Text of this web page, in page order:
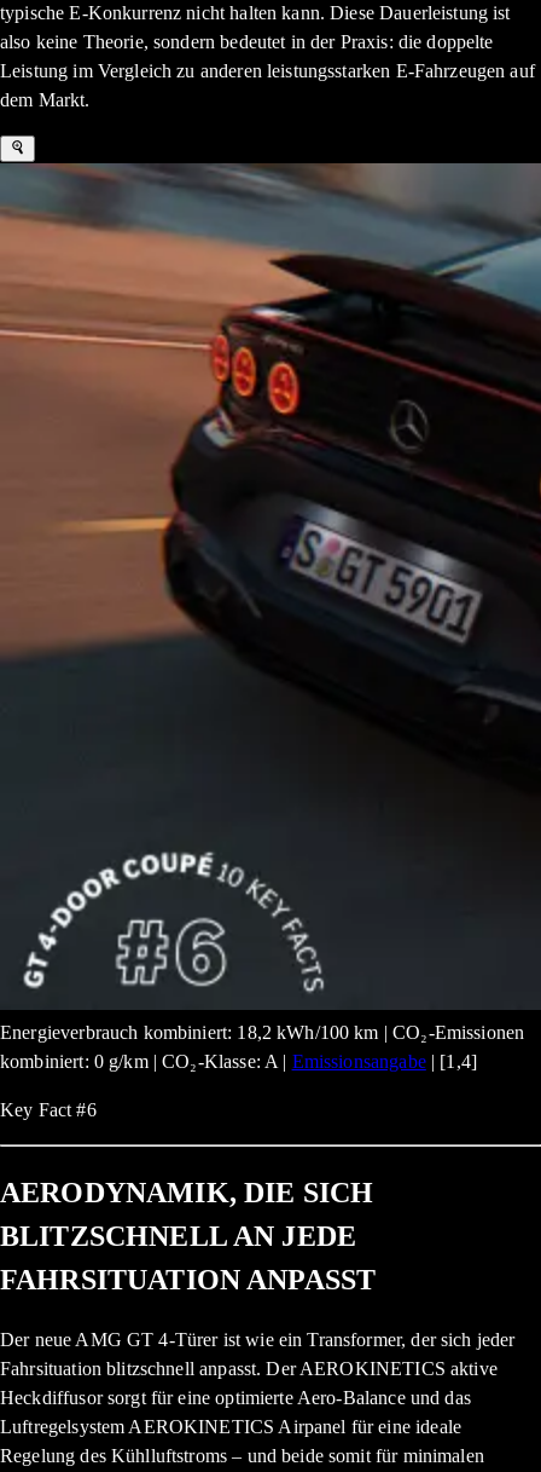
typische E-Konkurrenz nicht halten kann. Diese Dauerleistung ist
also keine Theorie, sondern bedeutet in der Praxis: die doppelte
Leistung im Vergleich zu anderen leistungsstarken E-Fahrzeugen auf
dem Markt.
Energieverbrauch kombiniert: 18,2 kWh/100 km | CO₂-Emissionen
kombiniert: 0 g/km | CO₂-Klasse: A | Emissionsangabe| [1,4]
Key Fact #6
AERODYNAMIK, DIE SICH
BLITZSCHNELL AN JEDE
FAHRSITUATION ANPASST
Der neue AMG GT 4-Türer ist wie ein Transformer, der sich jeder
Fahrsituation blitzschnell anpasst. Der AEROKINETICS aktive
Heckdiffusor sorgt für eine optimierte Aero‑Balance und das
Luftregelsystem AEROKINETICS Airpanel für eine ideale
Regelung des Kühlluftstroms – und beide somit für minimalen